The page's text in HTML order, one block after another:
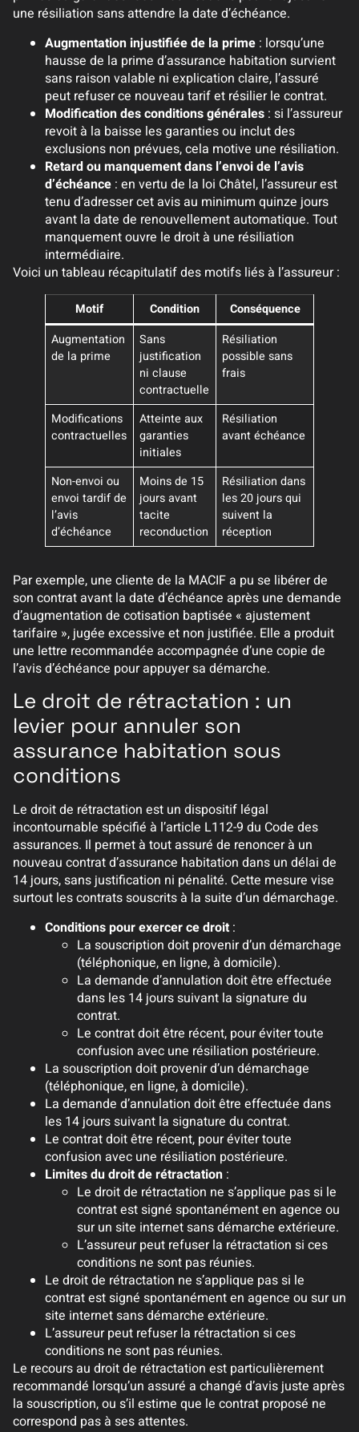
une résiliation sans attendre la date d’échéance.
Augmentation injustifiée de la prime : lorsqu’une
hausse de la prime d’assurance habitation survient
sans raison valable ni explication claire, l’assuré
peut refuser ce nouveau tarif et résilier le contrat.
Modification des conditions générales : si l’assureur
revoit à la baisse les garanties ou inclut des
exclusions non prévues, cela motive une résiliation.
Retard ou manquement dans l’envoi de l’avis
d’échéance : en vertu de la loi Châtel, l’assureur est
tenu d’adresser cet avis au minimum quinze jours
avant la date de renouvellement automatique. Tout
manquement ouvre le droit à une résiliation
intermédiaire.
Voici un tableau récapitulatif des motifs liés à l’assureur :
Motif Condition
Conséquence
Augmentation
de la prime
Sans
justification
ni clause
contractuelle
Résiliation
possible sans
frais
Modifications
contractuelles
Atteinte aux
garanties
initiales
Résiliation
avant échéance
Non-envoi ou
envoi tardif de
l’avis
d’échéance
Moins de 15
jours avant
tacite
reconduction
Résiliation dans
les 20 jours qui
suivent la
réception
Par exemple, une cliente de la MACIF a pu se libérer de
son contrat avant la date d’échéance après une demande
d’augmentation de cotisation baptisée « ajustement
tarifaire », jugée excessive et non justifiée. Elle a produit
une lettre recommandée accompagnée d’une copie de
l’avis d’échéance pour appuyer sa démarche.
Le droit de rétractation : un
levier pour annuler son
assurance habitation sous
conditions
Le droit de rétractation est un dispositif légal
incontournable spécifié à l’article L112-9 du Code des
assurances. Il permet à tout assuré de renoncer à un
nouveau contrat d’assurance habitation dans un délai de
14 jours, sans justification ni pénalité. Cette mesure vise
surtout les contrats souscrits à la suite d’un démarchage.
Conditions pour exercer ce droit :
La souscription doit provenir d’un démarchage
(téléphonique, en ligne, à domicile).
La demande d’annulation doit être effectuée
dans les 14 jours suivant la signature du
contrat.
Le contrat doit être récent, pour éviter toute
confusion avec une résiliation postérieure.
La souscription doit provenir d’un démarchage
(téléphonique, en ligne, à domicile).
La demande d’annulation doit être effectuée dans
les 14 jours suivant la signature du contrat.
Le contrat doit être récent, pour éviter toute
confusion avec une résiliation postérieure.
Limites du droit de rétractation :
Le droit de rétractation ne s’applique pas si le
contrat est signé spontanément en agence ou
sur un site internet sans démarche extérieure.
L’assureur peut refuser la rétractation si ces
conditions ne sont pas réunies.
Le droit de rétractation ne s’applique pas si le
contrat est signé spontanément en agence ou sur un
site internet sans démarche extérieure.
L’assureur peut refuser la rétractation si ces
conditions ne sont pas réunies.
Le recours au droit de rétractation est particulièrement
recommandé lorsqu’un assuré a changé d’avis juste après
la souscription, ou s’il estime que le contrat proposé ne
correspond pas à ses attentes.